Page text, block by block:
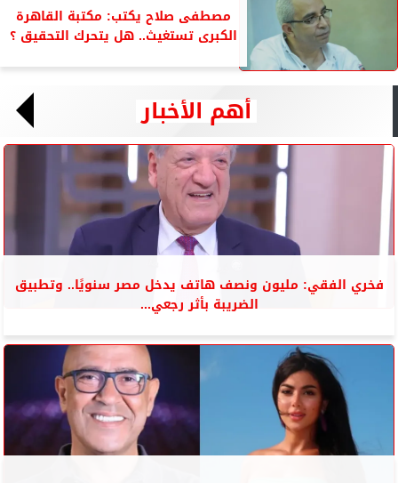
مصطفى صلاح يكتب: مكتبة القاهرة
الكبرى تستغيث.. هل يتحرك التحقيق ؟
أهم الأخبار
فخري الفقي: مليون ونصف هاتف يدخل مصر سنويًا.. وتطبيق
الضريبة بأثر رجعي...